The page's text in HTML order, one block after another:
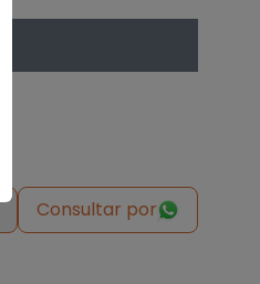
Consultar por